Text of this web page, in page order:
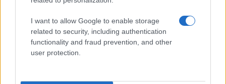
I want to allow Google to enable storage
related to security, including authentication
functionality and fraud prevention, and other
user protection.
Le nuove Havaianas Kitten Heel debuttano a
Ospitalità contemporanea: ristoranti, hotel e rituali
estivi
Infanta Sofia di Spagna: l’abito estivo che conquista